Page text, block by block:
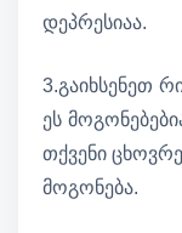
დეპრესიაა.
3.გაიხსენეთ
ეს
თქვენი
მოგონება.